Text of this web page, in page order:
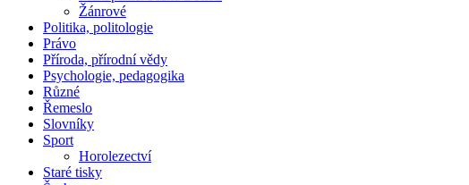
Žánrové
Politika, politologie
Právo
Příroda, přírodní vědy
Psychologie, pedagogika
Různé
Řemeslo
Slovníky
Sport
Horolezectví
Staré tisky